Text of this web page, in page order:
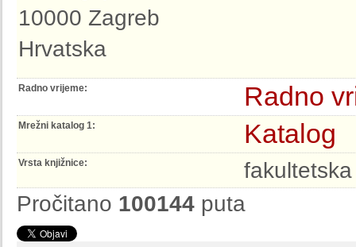
10000 Zagreb
Hrvatska
Radno vrijeme: Radno
Mrežni katalog 1: Katalog
Vrsta knjižnice:
Pročitano 100144 puta